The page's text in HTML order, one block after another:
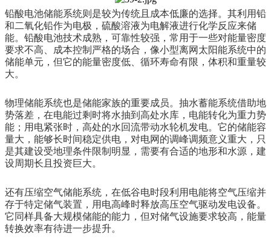
铅酸电池储能系统则是较为传统且成本低廉的选择。其利用铅
和二氧化铅作为电极，硫酸溶液为电解液进行化学反应来储
能。铅酸电池技术成熟，可靠性较强，常用于一些对能量密度
要求不高、成本控制严格的场合，像小型离网太阳能系统中的
储能单元，但它的能量密度低、循环寿命有限，体积和重量较
大。
物理储能系统也是储能家族的重要成员。抽水蓄能系统借助地
势落差，在电能过剩时将水抽到高处水库，电能转化为重力势
能；用电紧张时，高处的水回流带动水轮机发电。它的储能容
量大，能够长时间稳定供电，对电网的调峰调频意义重大，只
是其建设受地理条件限制明显，需要有合适的地形和水源，建
设周期长且投资巨大。
还有压缩空气储能系统，在低谷电时段利用电能将空气压缩并
存于特定储气装置，用电高峰时释放高压空气驱动发电设备。
它同样具备大规模储能的能力，但对储气设施要求较高，能量
转换效率有待进一步提升。